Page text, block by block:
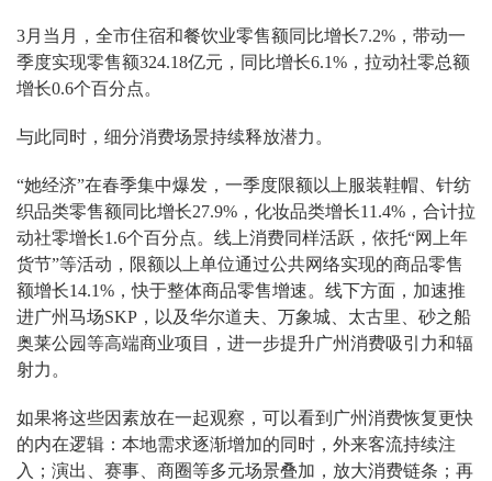
3月当月，全市住宿和餐饮业零售额同比增长7.2%，带动一
季度实现零售额324.18亿元，同比增长6.1%，拉动社零总额
增长0.6个百分点。
与此同时，细分消费场景持续释放潜力。
“她经济”在春季集中爆发，一季度限额以上服装鞋帽、针纺
织品类零售额同比增长27.9%，化妆品类增长11.4%，合计拉
动社零增长1.6个百分点。线上消费同样活跃，依托“网上年
货节”等活动，限额以上单位通过公共网络实现的商品零售
额增长14.1%，快于整体商品零售增速。线下方面，加速推
进广州马场SKP，以及华尔道夫、万象城、太古里、砂之船
奥莱公园等高端商业项目，进一步提升广州消费吸引力和辐
射力。
如果将这些因素放在一起观察，可以看到广州消费恢复更快
的内在逻辑：本地需求逐渐增加的同时，外来客流持续注
入；演出、赛事、商圈等多元场景叠加，放大消费链条；再